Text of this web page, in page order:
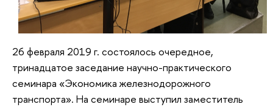
26 февраля 2019 г. состоялось очередное,
тринадцатое заседание научно-практического
семинара «Экономика железнодорожного
транспорта». На семинаре выступил заместитель